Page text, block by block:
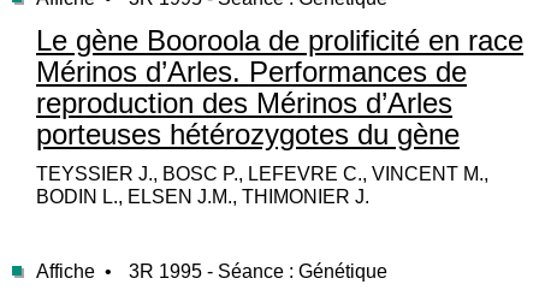
Le gène Booroola de prolificité en race
Mérinos d’Arles. Performances de
reproduction des Mérinos d’Arles
porteuses hétérozygotes du gène
TEYSSIER J., BOSC P., LEFEVRE C., VINCENT M.,
BODIN L., ELSEN J.M., THIMONIER J.
Affiche • 3R 1995 - Séance : Génétique